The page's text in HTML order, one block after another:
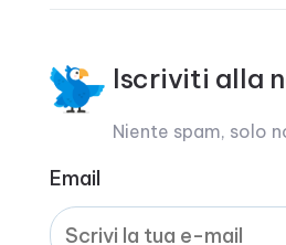
Iscriviti alla
Niente spam, solo
Email